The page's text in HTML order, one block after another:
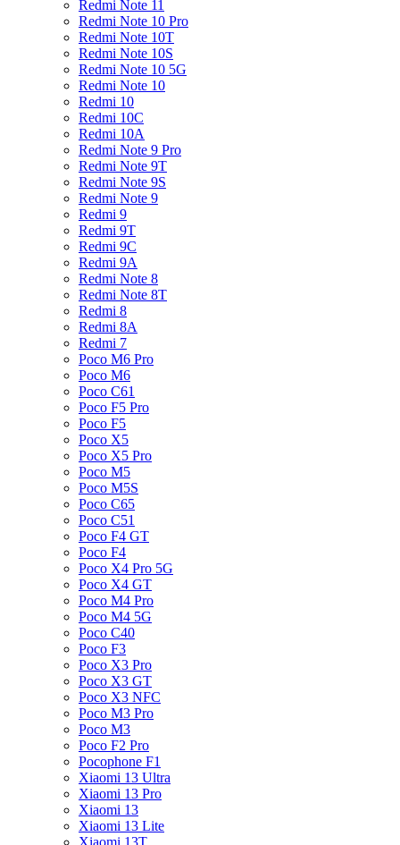
Redmi Note 11
Redmi Note 10 Pro
Redmi Note 10T
Redmi Note 10S
Redmi Note 10 5G
Redmi Note 10
Redmi 10
Redmi 10C
Redmi 10A
Redmi Note 9 Pro
Redmi Note 9T
Redmi Note 9S
Redmi Note 9
Redmi 9
Redmi 9T
Redmi 9C
Redmi 9A
Redmi Note 8
Redmi Note 8T
Redmi 8
Redmi 8A
Redmi 7
Poco M6 Pro
Poco M6
Poco C61
Poco F5 Pro
Poco F5
Poco X5
Poco X5 Pro
Poco M5
Poco M5S
Poco C65
Poco C51
Poco F4 GT
Poco F4
Poco X4 Pro 5G
Poco X4 GT
Poco M4 Pro
Poco M4 5G
Poco C40
Poco F3
Poco X3 Pro
Poco X3 GT
Poco X3 NFC
Poco M3 Pro
Poco M3
Poco F2 Pro
Pocophone F1
Xiaomi 13 Ultra
Xiaomi 13 Pro
Xiaomi 13
Xiaomi 13 Lite
Xiaomi 13T